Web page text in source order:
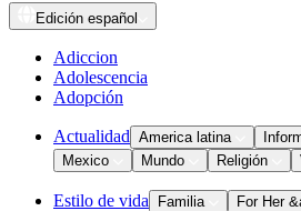
Edición español
Adiccion
Adolescencia
Adopción
Actualidad America latina
Mexico
Mundo Religión
Estilo de vida Familia
For Her